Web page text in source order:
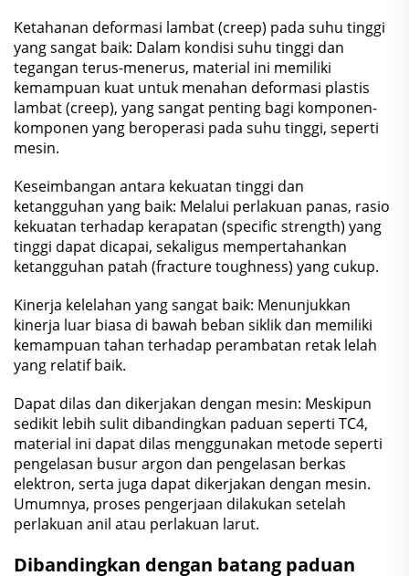
Ketahanan deformasi lambat (creep) pada suhu tinggi
yang sangat baik: Dalam kondisi suhu tinggi dan
tegangan terus-menerus, material ini memiliki
kemampuan kuat untuk menahan deformasi plastis
lambat (creep), yang sangat penting bagi komponen-
komponen yang beroperasi pada suhu tinggi, seperti
mesin.
Keseimbangan antara kekuatan tinggi dan
ketangguhan yang baik: Melalui perlakuan panas, rasio
kekuatan terhadap kerapatan (specific strength) yang
tinggi dapat dicapai, sekaligus mempertahankan
ketangguhan patah (fracture toughness) yang cukup.
Kinerja kelelahan yang sangat baik: Menunjukkan
kinerja luar biasa di bawah beban siklik dan memiliki
kemampuan tahan terhadap perambatan retak lelah
yang relatif baik.
Dapat dilas dan dikerjakan dengan mesin: Meskipun
sedikit lebih sulit dibandingkan paduan seperti TC4,
material ini dapat dilas menggunakan metode seperti
pengelasan busur argon dan pengelasan berkas
elektron, serta juga dapat dikerjakan dengan mesin.
Umumnya, proses pengerjaan dilakukan setelah
perlakuan anil atau perlakuan larut.
Dibandingkan dengan batang paduan